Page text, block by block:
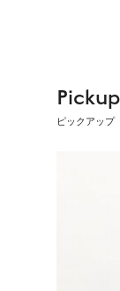
Pickup
ピックアップ